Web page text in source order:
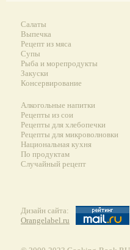
Салаты
Выпечка
Рецепт из мяса
Супы
Рыба и морепродукты
Закуски
Консервирование
Алкогольные напитки
Рецепты из сои
Рецепты для хлебопечки
Рецепты для микроволновки
Национальная кухня
По продуктам
Случайный рецепт
Дизайн сайта:
Orangelabel.ru